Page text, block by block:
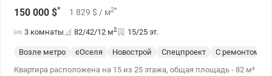
150 000 $* 1 829 $ / м2*
3 комнаты 82/42/12 м2 15/25 эт.
Возле метро єОселя Новострой Спецпроект
С ремонтом
Квартира расположена на 15 из 25 этажа, общая площадь - 82 м²